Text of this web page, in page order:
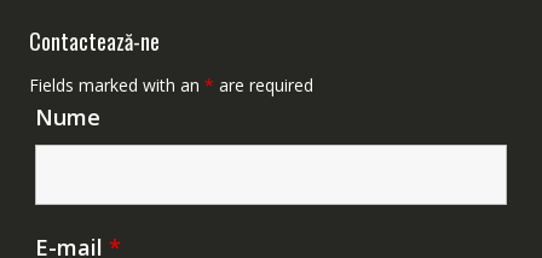
Contactează-ne
Fields marked with an * are required
Nume
E-mail *